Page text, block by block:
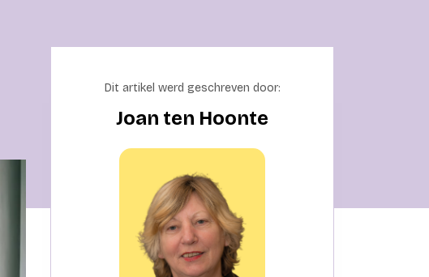
Dit artikel werd geschreven door:
Joan ten Hoonte